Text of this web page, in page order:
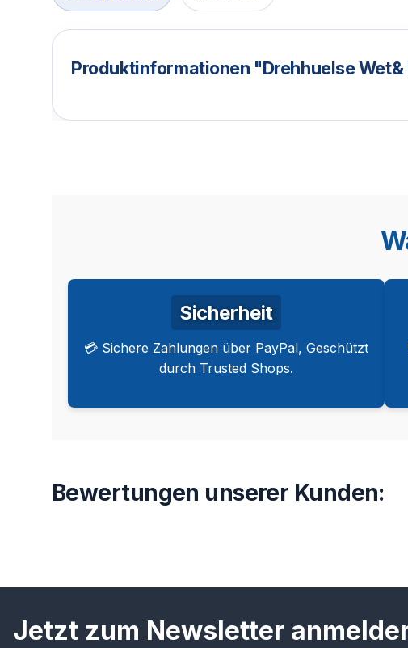
Produktinformationen "Drehhuelse Wet&
Sicherheit
💳 Sichere Zahlungen über PayPal, Geschützt
durch Trusted Shops.
Bewertungen unserer Kunden:
Jetzt zum Newsletter